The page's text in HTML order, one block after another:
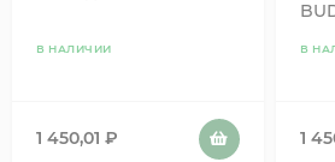
В НАЛИЧИИ
1 450,01 ₽
В
1